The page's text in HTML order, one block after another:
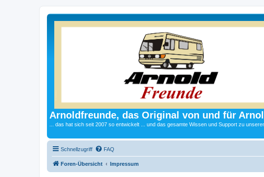
Arnoldfreunde, das Original von und für
... das hat sich seit 2007 so entwickelt ... und das gesamte Wissen und Support zu
Schnellzugriff FAQ
Foren-Übersicht Impressum